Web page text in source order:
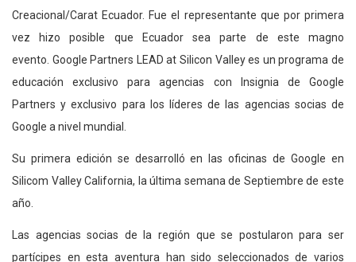
Creacional/Carat Ecuador. Fue el representante que por primera
vez hizo posible que Ecuador sea parte de este magno
evento. Google Partners LEAD at Silicon Valley es un programa de
educación exclusivo para agencias con Insignia de Google
Partners y exclusivo para los líderes de las agencias socias de
Google a nivel mundial.
Su primera edición se desarrolló en las oficinas de Google en
Silicom Valley California, la última semana de Septiembre de este
año.
Las agencias socias de la región que se postularon para ser
partícipes en esta aventura han sido seleccionados de varios